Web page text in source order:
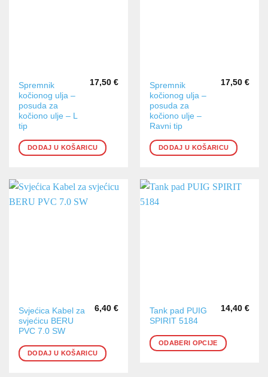
Spremnik
kočionog ulja –
posuda za
kočiono ulje – L
tip
17,50 €
DODAJ U KOŠARICU
Spremnik
kočionog ulja –
posuda za
kočiono ulje –
Ravni tip
17,50 €
DODAJ U KOŠARICU
Svjećica Kabel za
svjećicu BERU
PVC 7.0 SW
6,40 €
DODAJ U KOŠARICU
Tank pad PUIG
SPIRIT 5184
14,40 €
ODABERI OPCIJE
Ovaj
proizvod
ima
više